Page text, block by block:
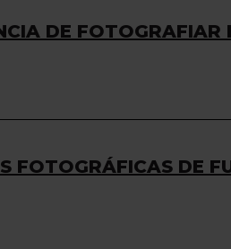
DE
FOTOGRÁFICAS DE